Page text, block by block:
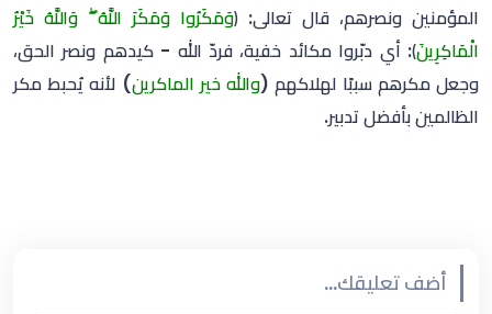
المؤمنين ونصرهم، قال تعالى: ﴿وَمَكَرُوا وَمَكَرَ اللَّهُ ۖ وَاللَّهُ خَيْرُ
الْمَاكِرِينَ﴾: أي دبّروا مكائد خفية، فردّ الله - كيدهم ونصر الحق،
وجعل مكرهم سببًا لهلاكهم (والله خير الماكرين) لأنه يُحبط مكر
الظالمين بأفضل تدبير.
أضف تعليقك...